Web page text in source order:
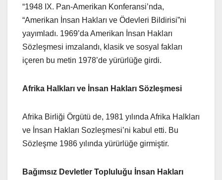
“1948 IX. Pan-Amerikan Konferansi’nda,
“Amerikan İnsan Hakları ve Ödevleri Bildirisi”ni
yayımladı. 1969’da Amerikan İnsan Hakları
Sözleşmesi imzalandı, klasik ve sosyal fakları
içeren bu metin 1978’de yürürlüğe girdi.
Afrika Halkları ve İnsan Hakları Sözleşmesi
Afrika Birliği Örgütü de, 1981 yılında Afrika Halkları
ve İnsan Hakları Sozleşmesi’ni kabul etti. Bu
Sözleşme 1986 yılında yürürlüğe girmiştir.
Bağımsız Devletler Topluluğu İnsan Hakları